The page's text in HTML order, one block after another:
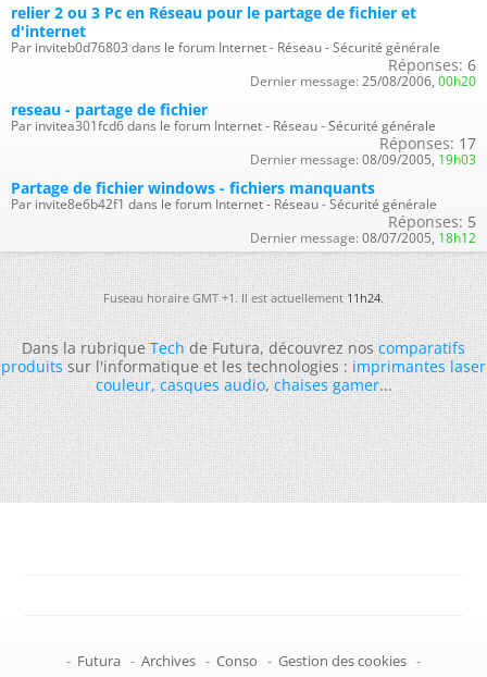
relier 2 ou 3 Pc en Réseau pour le partage de fichier et
d'internet
Par inviteb0d76803 dans le forum Internet - Réseau - Sécurité générale
Réponses: 6
Dernier message: 25/08/2006, 00h20
reseau - partage de fichier
Par invitea301fcd6 dans le forum Internet - Réseau - Sécurité générale
Réponses: 17
Dernier message: 08/09/2005, 19h03
Partage de fichier windows - fichiers manquants
Par invite8e6b42f1 dans le forum Internet - Réseau - Sécurité générale
Réponses: 5
Dernier message: 08/07/2005, 18h12
Fuseau horaire GMT +1. Il est actuellement11h24.
Dans la rubriqueTechde Futura, découvrez noscomparatifs
produitssur l'informatique et les technologies :imprimantes laser
couleur,casques audio,chaises gamer...
- Futura - Archives - Conso - Gestion des cookies -